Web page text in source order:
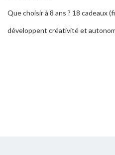
Que choisir à 8 ans ? 18 cadeaux
développent créativité et